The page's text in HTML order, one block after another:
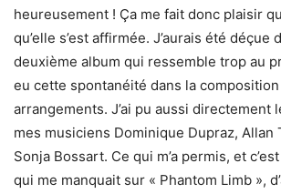
heureusement ! Ça me fait donc plaisir
qu’elle s’est affirmée. J’aurais été déçue
deuxième album qui ressemble trop au
eu cette spontanéité dans la
arrangements. J’ai pu aussi directement
mes musiciens Dominique Dupraz, Allan
Sonja Bossart. Ce qui m’a permis, et
qui me manquait sur « Phantom Limb »,